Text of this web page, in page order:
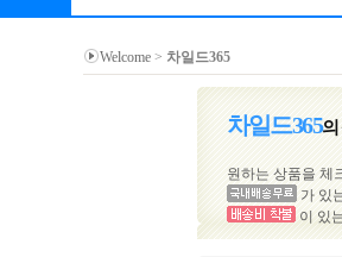
Welcome > 차일드365
차일드365의
원하는 상품을 체
가 있
이 있